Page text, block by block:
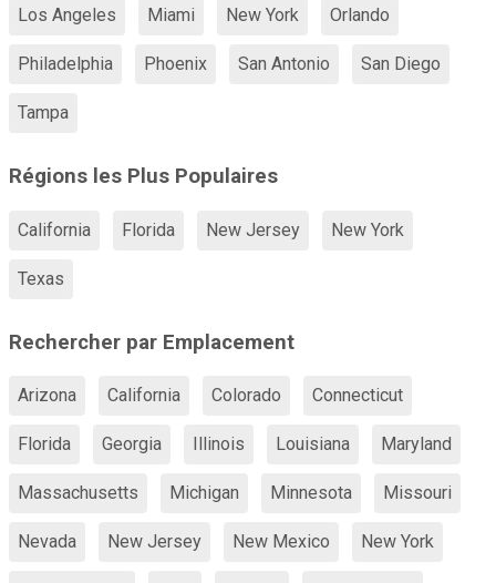
Los Angeles Miami New York Orlando
Philadelphia Phoenix San Antonio San Diego
Tampa
Régions les Plus Populaires
California Florida New Jersey New York
Texas
Rechercher par Emplacement
Arizona California Colorado Connecticut
Florida Georgia Illinois Louisiana Maryland
Massachusetts Michigan Minnesota Missouri
Nevada New Jersey New Mexico New York